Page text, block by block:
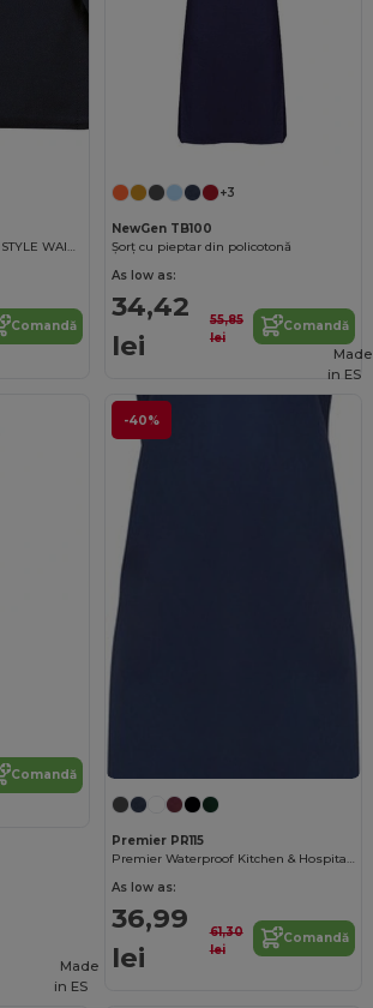
BARMAN APRON - BISTRO STYLE WAIST APRON
Comandă
+3
NewGen TB100
Șorț cu pieptar din policotonă
As low as:
34,42
lei
55,85
lei
Comandă
Comandă
-40%
Premier PR115
Premier Waterproof Kitchen & Hospitality Apron
As low as:
36,99
lei
61,30
lei
Comandă
Made
in ES
Made
in ES